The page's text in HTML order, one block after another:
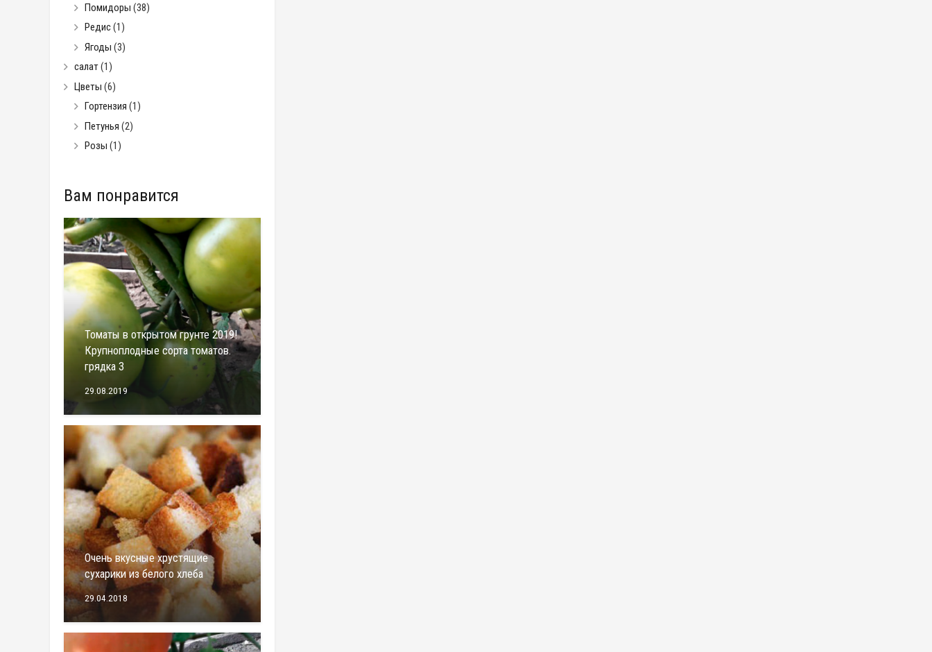
Помидоры (38)
Редис(1)
Ягоды (3)
салат(1)
Цветы (6)
Гортензия (1)
Петунья (2)
Розы (1)
Вам понравится
Томаты в открытом грунте 2019!
Крупноплодные сорта томатов.
грядка 3
29.08.2019
Очень вкусные хрустящие
сухарики из белого хлеба
29.04.2018